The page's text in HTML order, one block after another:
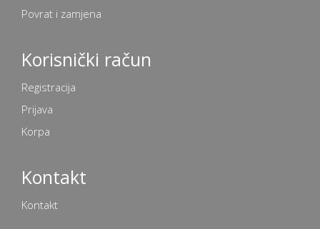
Povrat i zamjena
Korisnički račun
Registracija
Prijava
Korpa
Kontakt
Kontakt